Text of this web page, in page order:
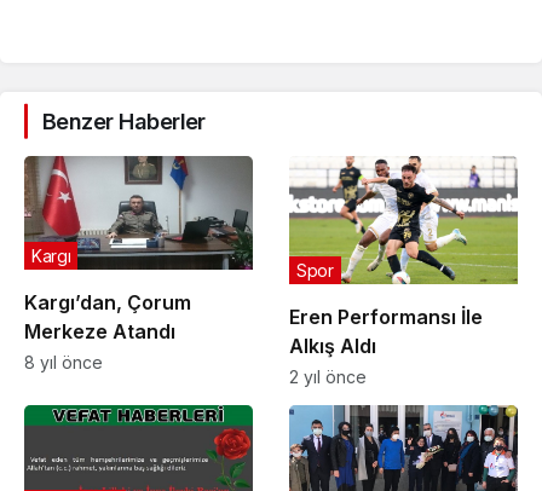
Benzer Haberler
Kargı’dan, Çorum
Merkeze Atandı
Kargı
8 yıl önce
Eren Performansı İle
Alkış Aldı
Spor
2 yıl önce